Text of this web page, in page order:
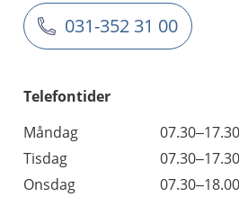
031-352 31 00
Telefontider
Måndag
07.30–17.30
Tisdag
07.30–17.30
Onsdag
07.30–18.00